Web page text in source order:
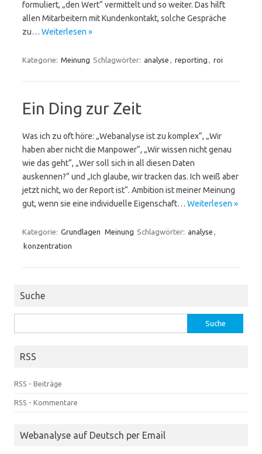
formuliert, „den Wert“ vermittelt und so weiter. Das hilft
allen Mitarbeitern mit Kundenkontakt, solche Gespräche
zu… Weiterlesen »
Kategorie: Meinung Schlagwörter: analyse , reporting , roi
Ein Ding zur Zeit
Was ich zu oft höre: „Webanalyse ist zu komplex“, „Wir
haben aber nicht die Manpower“, „Wir wissen nicht genau
wie das geht“, „Wer soll sich in all diesen Daten
auskennen?“ und „Ich glaube, wir tracken das. Ich weiß aber
jetzt nicht, wo der Report ist“. Ambition ist meiner Meinung
gut, wenn sie eine individuelle Eigenschaft… Weiterlesen »
Kategorie: Grundlagen Meinung Schlagwörter: analyse ,
konzentration
Suche
nach:
RSS
RSS - Beiträge
RSS - Kommentare
Webanalyse auf Deutsch per Email